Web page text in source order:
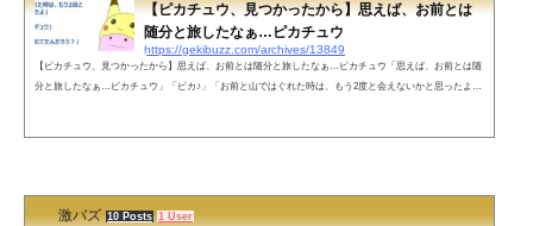
【ピカチュウ、見つかったから】思えば、お前とは
随分と旅したなぁ…ピカチュウ
https://gekibuzz.com/archives/13849
【ピカチュウ、見つかったから】思えば、お前とは随分と旅したなぁ…ピカチュウ「思えば、お前とは随
分と旅したなぁ…ピカチュウ」「ピカ♪」「お前と山ではぐれた時は、もう2度と会えないかと思ったよ」
激バズ 10 Posts 1 User